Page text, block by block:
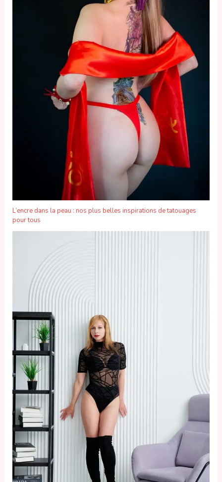
L’encre dans la peau : nos plus belles inspirations de tatouages
pour tous